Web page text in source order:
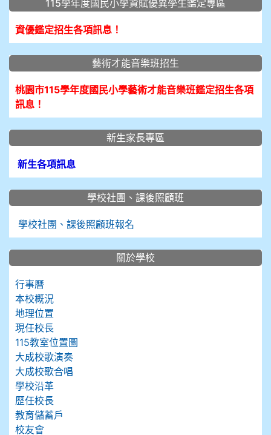
115學年度國民小學資賦優異學生鑑定專區
資優鑑定招生各項訊息！
藝術才能音樂班招生
桃園市115學年度國民小學藝術才能音樂班鑑定招生各項
訊息！
新生家長專區
新生各項訊息
學校社團、課後照顧班
學校社團、課後照顧班報名
關於學校
行事曆
本校概況
地理位置
現任校長
115教室位置圖
大成校歌演奏
大成校歌合唱
學校沿革
歷任校長
教育儲蓄戶
校友會